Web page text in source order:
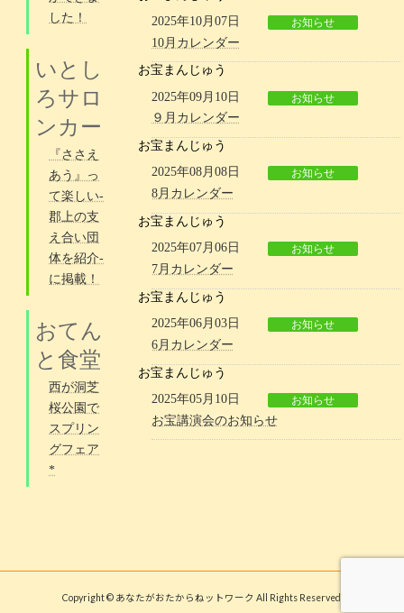
した！
いとし
ろサロ
ンカー
『ささえ
あう』っ
て楽しい-
郡上の支
え合い団
体を紹介-
に掲載！
おてん
と食堂
西が洞芝
桜公園で
スプリン
グフェア
*
2025年10月07日
お知らせ
10月カレンダー
お宝まんじゅう
2025年09月10日
お知らせ
９月カレンダー
お宝まんじゅう
2025年08月08日
お知らせ
8月カレンダー
お宝まんじゅう
2025年07月06日
お知らせ
7月カレンダー
お宝まんじゅう
2025年06月03日
お知らせ
6月カレンダー
お宝まんじゅう
2025年05月10日
お知らせ
お宝講演会のお知らせ
Copyright © あなたがおたからねットワーク All Rights Reserved.